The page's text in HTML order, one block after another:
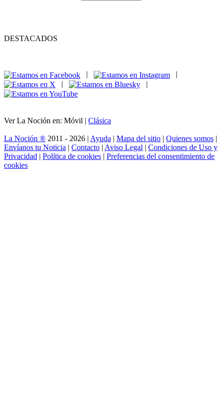
DESTACADOS
|
|
Ver La Noción en: Móvil | Clásica
La Noción ® 2011 - 2026 | Ayuda | Mapa del sitio | Quienes somos |
Envíanos tu Noticia | Contacto | Aviso Legal | Condiciones de Uso y
Privacidad | Política de cookies | Preferencias del consentimiento de
cookies